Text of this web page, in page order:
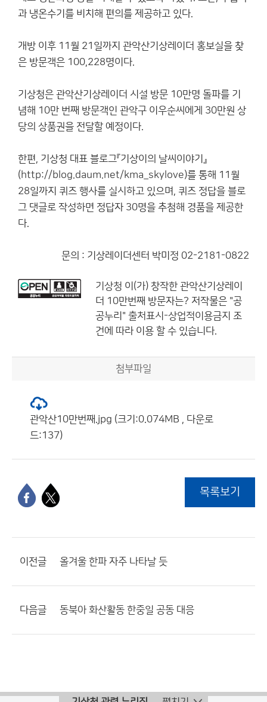
과 냉온수기를 비치해 편의를 제공하고 있다.
개방 이후 11월 21일까지 관악산기상레이더 홍보실을 찾
은 방문객은 100,228명이다.
기상청은 관악산기상레이더 시설 방문 10만명 돌파를 기
념해 10만 번째 방문객인 관악구 이우순씨에게 30만원 상
당의 상품권을 전달할 예정이다.
한편, 기상청 대표 블로그『기상이의 날씨이야기』
(http://blog.daum.net/kma_skylove)를 통해 11월
28일까지 퀴즈 행사를 실시하고 있으며, 퀴즈 정답을 블로
그 댓글로 작성하면 정답자 30명을 추첨해 경품을 제공한
다.
문의 : 기상레이더센터 박미정 02-2181-0822
기상청 이(가) 창작한 관악산기상레이
더 10만번째 방문자는? 저작물은 "공
공누리" 출처표시-상업적이용금지 조
건에 따라 이용 할 수 있습니다.
첨부파일
관악산10만번째.jpg (크기:0.074MB , 다운로
드:137)
목록보기
이전글 올겨울 한파 자주 나타날 듯
다음글 동북아 화산활동 한중일 공동 대응